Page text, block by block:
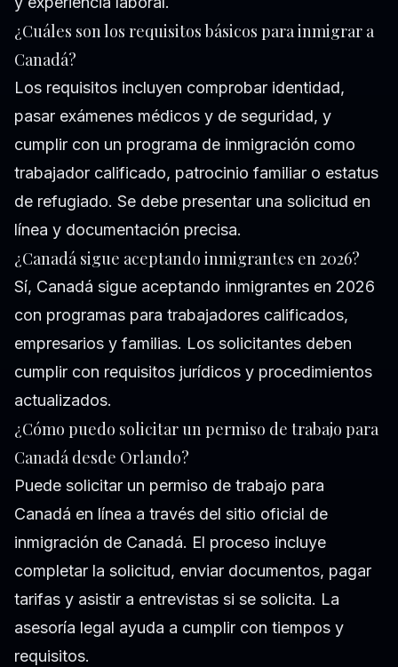
¿Cuáles son los requisitos básicos para inmigrar a
Canadá?
Los requisitos incluyen comprobar identidad,
pasar exámenes médicos y de seguridad, y
cumplir con un programa de inmigración como
trabajador calificado, patrocinio familiar o estatus
de refugiado. Se debe presentar una solicitud en
línea y documentación precisa.
¿Canadá sigue aceptando inmigrantes en 2026?
Sí, Canadá sigue aceptando inmigrantes en 2026
con programas para trabajadores calificados,
empresarios y familias. Los solicitantes deben
cumplir con requisitos jurídicos y procedimientos
actualizados.
¿Cómo puedo solicitar un permiso de trabajo para
Canadá desde Orlando?
Puede solicitar un permiso de trabajo para
Canadá en línea a través del sitio oficial de
inmigración de Canadá. El proceso incluye
completar la solicitud, enviar documentos, pagar
tarifas y asistir a entrevistas si se solicita. La
asesoría legal ayuda a cumplir con tiempos y
requisitos.